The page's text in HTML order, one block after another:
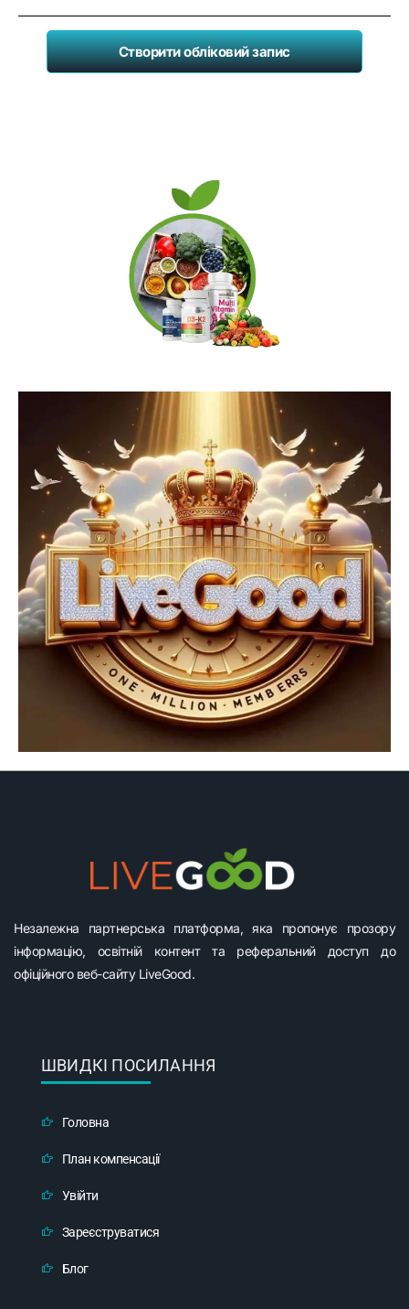
Створити обліковий запис
Незалежна партнерська платформа, яка пропонує прозору
інформацію, освітній контент та реферальний доступ до
офіційного веб-сайту LiveGood.
ШВИДКІ ПОСИЛАННЯ
Головна
План компенсації
Увійти
Зареєструватися
Блог